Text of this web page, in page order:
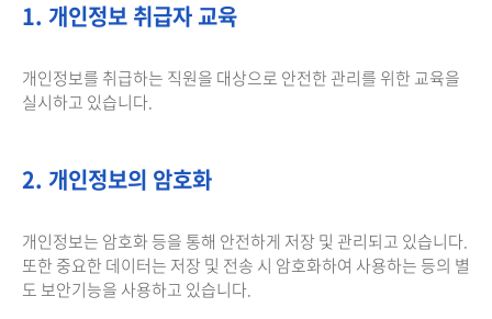
1. 개인정보 취급자 교육
개인정보를 취급하는 직원을 대상으로 안전한 관리를 위한 교육을
실시하고 있습니다.
2. 개인정보의 암호화
개인정보는 암호화 등을 통해 안전하게 저장 및 관리되고 있습니다.
또한 중요한 데이터는 저장 및 전송 시 암호화하여 사용하는 등의 별
도 보안기능을 사용하고 있습니다.